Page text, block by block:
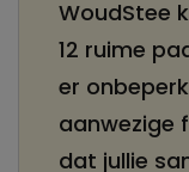
WoudStee
12 ruime
er
aanwezige
dat jullie